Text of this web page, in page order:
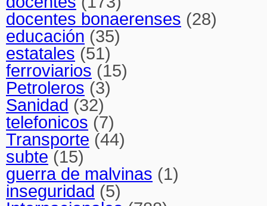
docentes bonaerenses (28)
educación (35)
estatales (51)
ferroviarios (15)
Petroleros (3)
Sanidad (32)
telefonicos (7)
Transporte (44)
subte (15)
guerra de malvinas (1)
inseguridad (5)